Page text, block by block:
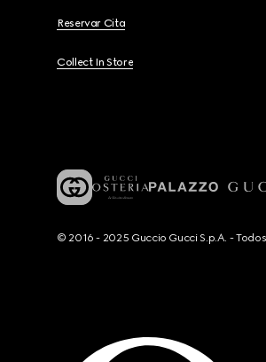
Reservar Cita
Collect In Store
© 2016 - 2025 Guccio Gucci S.p.A. -